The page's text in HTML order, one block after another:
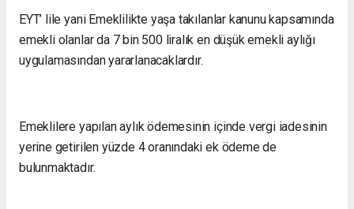
EYT’ lile yani Emeklilikte yaşa takılanlar kanunu kapsamında
emekli olanlar da 7 bin 500 liralık en düşük emekli aylığı
uygulamasından yararlanacaklardır.
Emeklilere yapılan aylık ödemesinin içinde vergi iadesinin
yerine getirilen yüzde 4 oranındaki ek ödeme de
bulunmaktadır.